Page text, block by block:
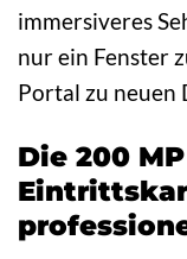
immersiveres
nur ein Fenster
Portal zu neuen
Die 200